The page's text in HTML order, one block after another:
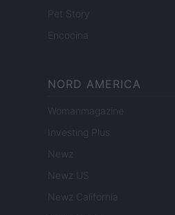
Pet Story
Encocina
NORD AMERICA
Womanmagazine
Investing Plus
Newz
Newz US
Newz California